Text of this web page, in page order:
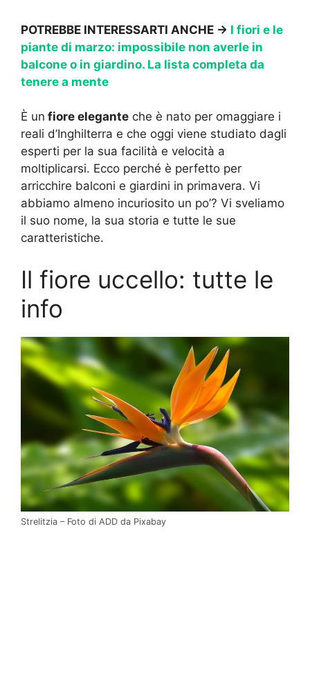
POTREBBE INTERESSARTI ANCHE -> I fiori e le
piante di marzo: impossibile non averle in
balcone o in giardino. La lista completa da
tenere a mente
È un fiore elegante che è nato per omaggiare i
reali d’Inghilterra e che oggi viene studiato dagli
esperti per la sua facilità e velocità a
moltiplicarsi. Ecco perché è perfetto per
arricchire balconi e giardini in primavera. Vi
abbiamo almeno incuriosito un po’? Vi sveliamo
il suo nome, la sua storia e tutte le sue
caratteristiche.
Il fiore uccello: tutte le
info
Strelitzia – Foto di ADD da Pixabay